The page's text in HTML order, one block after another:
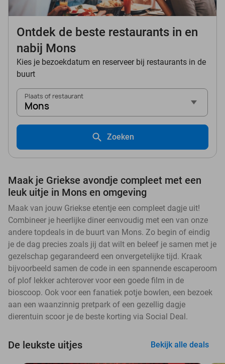
Ontdek de beste restaurants in en
nabij Mons
Kies je bezoekdatum en reserveer bij restaurants in de
buurt
Plaats of restaurant
Mons
Zoeken
Maak je Griekse avondje compleet met een
leuk uitje in Mons en omgeving
Maak van jouw Griekse etentje een compleet dagje uit!
Combineer je heerlijke diner eenvoudig met een van onze
andere topdeals in de buurt van Mons. Zo begin of eindig
je de dag precies zoals jij dat wilt en beleef je samen met je
gezelschap gegarandeerd een onvergetelijke tijd. Kraak
bijvoorbeeld samen de code in een spannende escaperoom
of plof lekker achterover voor een goede film in de
bioscoop. Ook voor een fanatiek potje bowlen, een bezoek
aan een waanzinnig pretpark of een gezellig dagje
dierentuin scoor je de beste korting via Social Deal.
De leukste uitjes Bekijk alle deals